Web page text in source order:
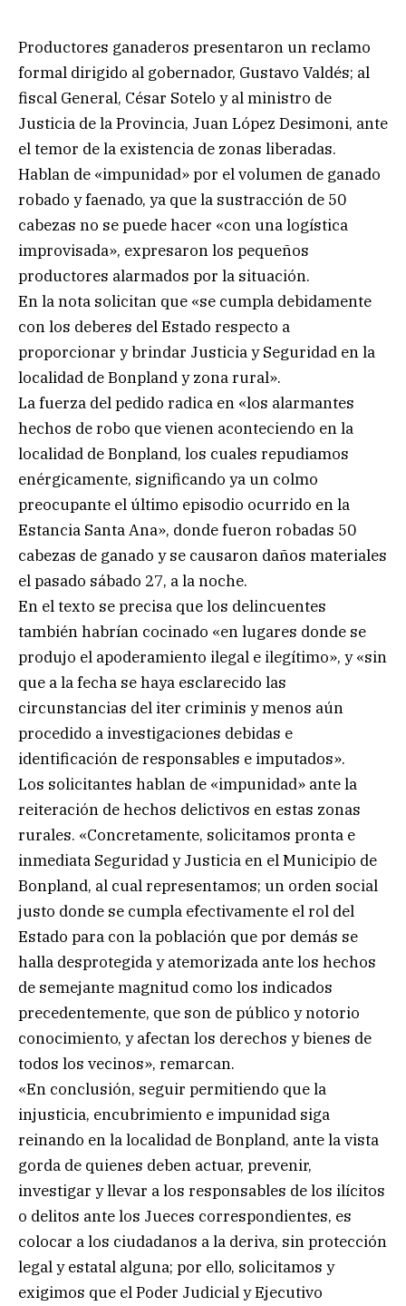
Productores ganaderos presentaron un reclamo
formal dirigido al gobernador, Gustavo Valdés; al
fiscal General, César Sotelo y al ministro de
Justicia de la Provincia, Juan López Desimoni, ante
el temor de la existencia de zonas liberadas.
Hablan de «impunidad» por el volumen de ganado
robado y faenado, ya que la sustracción de 50
cabezas no se puede hacer «con una logística
improvisada», expresaron los pequeños
productores alarmados por la situación.
En la nota solicitan que «se cumpla debidamente
con los deberes del Estado respecto a
proporcionar y brindar Justicia y Seguridad en la
localidad de Bonpland y zona rural».
La fuerza del pedido radica en «los alarmantes
hechos de robo que vienen aconteciendo en la
localidad de Bonpland, los cuales repudiamos
enérgicamente, significando ya un colmo
preocupante el último episodio ocurrido en la
Estancia Santa Ana», donde fueron robadas 50
cabezas de ganado y se causaron daños materiales
el pasado sábado 27, a la noche.
En el texto se precisa que los delincuentes
también habrían cocinado «en lugares donde se
produjo el apoderamiento ilegal e ilegítimo», y «sin
que a la fecha se haya esclarecido las
circunstancias del iter criminis y menos aún
procedido a investigaciones debidas e
identificación de responsables e imputados».
Los solicitantes hablan de «impunidad» ante la
reiteración de hechos delictivos en estas zonas
rurales. «Concretamente, solicitamos pronta e
inmediata Seguridad y Justicia en el Municipio de
Bonpland, al cual representamos; un orden social
justo donde se cumpla efectivamente el rol del
Estado para con la población que por demás se
halla desprotegida y atemorizada ante los hechos
de semejante magnitud como los indicados
precedentemente, que son de público y notorio
conocimiento, y afectan los derechos y bienes de
todos los vecinos», remarcan.
«En conclusión, seguir permitiendo que la
injusticia, encubrimiento e impunidad siga
reinando en la localidad de Bonpland, ante la vista
gorda de quienes deben actuar, prevenir,
investigar y llevar a los responsables de los ilícitos
o delitos ante los Jueces correspondientes, es
colocar a los ciudadanos a la deriva, sin protección
legal y estatal alguna; por ello, solicitamos y
exigimos que el Poder Judicial y Ejecutivo